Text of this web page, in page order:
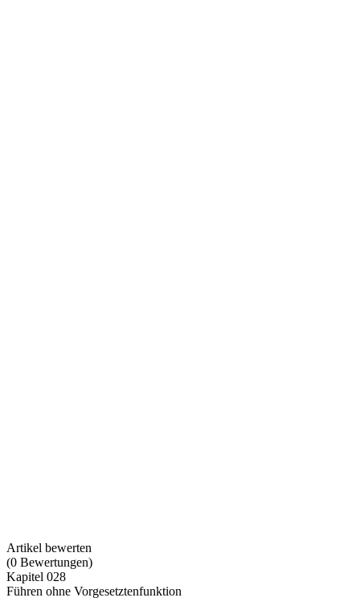
Artikel bewerten
(0 Bewertungen)
Kapitel 028
Führen ohne Vorgesetztenfunktion